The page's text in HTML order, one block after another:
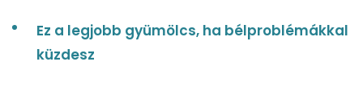
Ez a legjobb gyümölcs, ha bélproblémákkal
küzdesz